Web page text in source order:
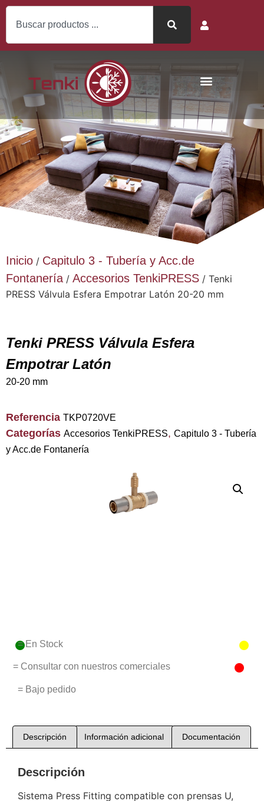
Inicio / Capitulo 3 - Tubería y Acc.de
Fontanería/ Accesorios TenkiPRESS / Tenki
PRESS Válvula Esfera Empotrar Latón 20-20 mm
Tenki PRESS Válvula Esfera
Empotrar Latón
20-20 mm
Referencia TKP0720VE
Categorías Accesorios TenkiPRESS, Capitulo 3 - Tubería
y Acc.de Fontanería
= En Stock
= Consultar con nuestros comerciales
= Bajo pedido
Descripción Información adicional Documentación
Descripción
Sistema Press Fitting compatible con prensas U,